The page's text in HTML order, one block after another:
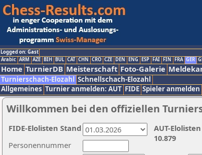
Logged on: Gast
Arabic ARM AZE BIH BUL CAT CHN CRO CZE DEN ENG ESP FAI FIN FRA GER
Home TurnierDB Meisterschaft Foto-Galerie
Turnierschach-Elozahl Schnellschach-Elozahl
Allgemeines Turnier anmelden: AUT FIDE Spieler anmelden
Willkommen bei den offiziellen
Personennummer
AUT-
10.879
FIDE-Elolisten Stand